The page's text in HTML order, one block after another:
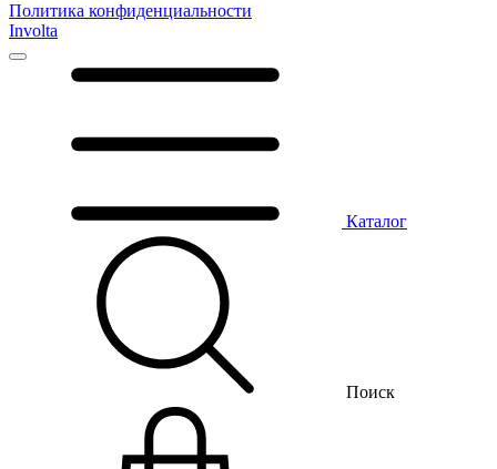
Политика конфиденциальности
Involta
Каталог
Поиск